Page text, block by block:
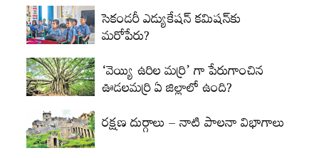
సెకండరీ ఎడ్యుకేషన్‌ కమిషన్‌కు
మరోపేరు?
‘వెయ్యి ఉరిల మర్రి’ గా పేరుగాంచిన
ఊడలమర్రి ఏ జిల్లాలో ఉంది?
రక్షణ దుర్గాలు – నాటి పాలనా విభాగాలు